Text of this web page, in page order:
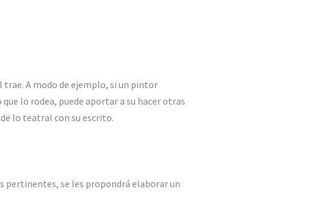
trae. A modo de ejemplo, si un pintor
lo rodea, puede aportar a su hacer otras
lo teatral con su escrito.
pertinentes, se les propondrá elaborar un